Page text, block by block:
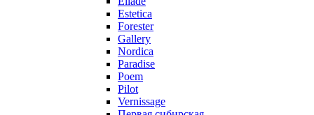
Estetica
Forester
Gallery
Nordica
Paradise
Poem
Pilot
Vernissage